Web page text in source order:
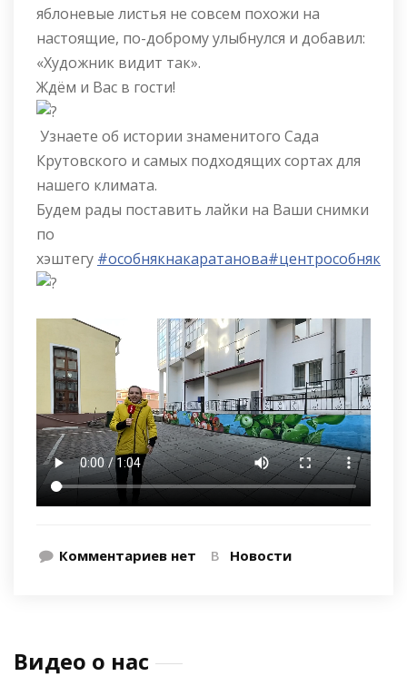
яблоневые листья не совсем похожи на
настоящие, по-доброму улыбнулся и добавил:
«Художник видит так».
Ждём и Вас в гости!
Узнаете об истории знаменитого Сада
Крутовского и самых подходящих сортах для
нашего климата.
Будем рады поставить лайки на Ваши снимки
по
хэштегу #особнякнакаратанова#центрособняк
Комментариев нет В Новости
Видео о нас